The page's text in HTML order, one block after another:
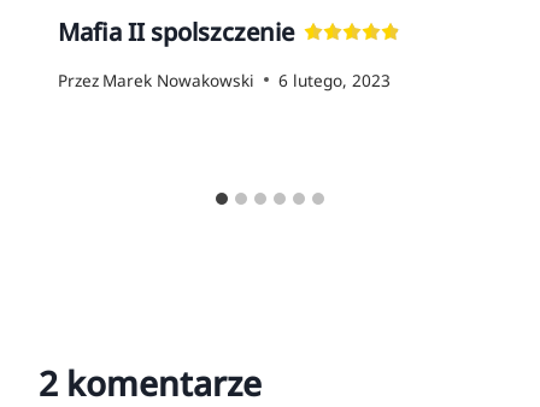
Mafia II spolszczenie
Przez Marek Nowakowski 6 lutego, 2023
2 komentarze